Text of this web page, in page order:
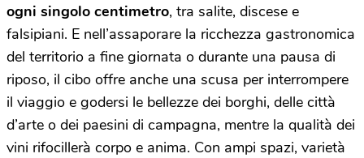
ogni singolo centimetro, tra salite, discese e
falsipiani. E nell’assaporare la ricchezza gastronomica
del territorio a fine giornata o durante una pausa di
riposo, il cibo offre anche una scusa per interrompere
il viaggio e godersi le bellezze dei borghi, delle città
d’arte o dei paesini di campagna, mentre la qualità dei
vini rifocillerà corpo e anima. Con ampi spazi, varietà